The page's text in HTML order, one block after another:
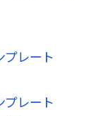
プレート
プレート